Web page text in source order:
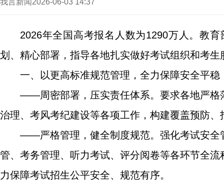
我言新闻 2026-06-03 14:37
2026年全国高考报名人数为1290万人。教
划、精心部署，指导各地扎实做好考试组织和考
一、以更高标准规范管理，全力保障安全平稳
——周密部署，压实责任体系。要求各地严格
治理、考风考纪建设等各项工作，构建覆盖预防
——严格管理，健全制度规范。强化考试安全
管、考务管理、听力考试、评分阅卷等各环节全
力保障考试招生公平安全、规范有序。